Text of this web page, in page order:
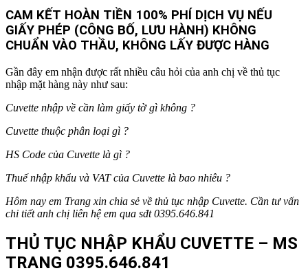
CAM KẾT HOÀN TIỀN 100% PHÍ DỊCH VỤ NẾU
GIẤY PHÉP (CÔNG BỐ, LƯU HÀNH) KHÔNG
CHUẨN VÀO THẦU, KHÔNG LẤY ĐƯỢC HÀNG
Gần đây em nhận được rất nhiều câu hỏi của anh chị về thủ tục
nhập mặt hàng này như sau:
Cuvette nhập về cần làm giấy tờ gì không ?
Cuvette thuộc phân loại gì ?
HS Code của Cuvette là gì ?
Thuế nhập khẩu và VAT của Cuvette là bao nhiêu ?
Hôm nay em Trang xin chia sẻ về thủ tục nhập Cuvette. Cần tư vấn
chi tiết anh chị liên hệ em qua sđt 0395.646.841
THỦ TỤC NHẬP KHẨU CUVETTE – MS
TRANG 0395.646.841